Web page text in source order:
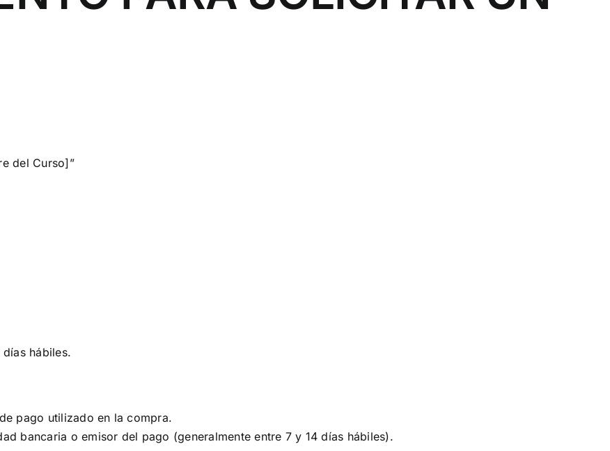
del Curso]”
hábiles.
pago utilizado en la compra.
bancaria o emisor del pago (generalmente entre 7 y 14 días hábiles).